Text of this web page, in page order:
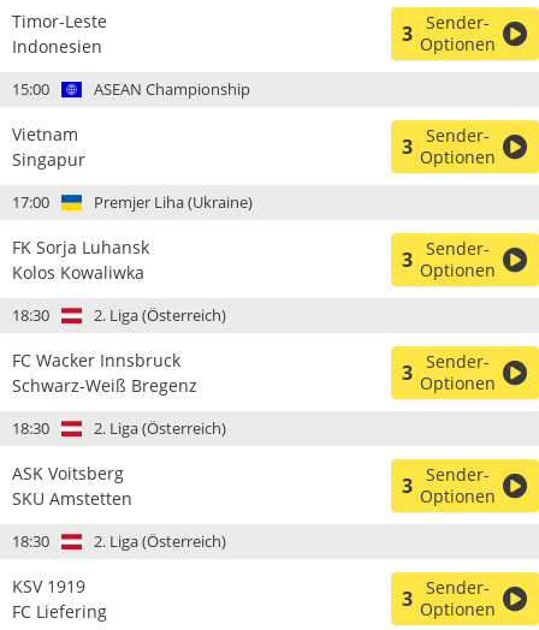
Timor-Leste
Indonesien
3 Sender-
Optionen
15:00 ASEAN Championship
Vietnam
Singapur
3 Sender-
Optionen
17:00 Premjer Liha (Ukraine)
FK Sorja Luhansk
Kolos Kowaliwka
3 Sender-
Optionen
18:30 2. Liga (Österreich)
FC Wacker Innsbruck
Schwarz-Weiß Bregenz
3 Sender-
Optionen
18:30 2. Liga (Österreich)
ASK Voitsberg
SKU Amstetten
3 Sender-
Optionen
18:30 2. Liga (Österreich)
KSV 1919
FC Liefering
3 Sender-
Optionen